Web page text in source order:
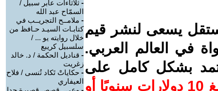
يسعى لنشر قيم
في العالم العربي.
بشكل كامل على
ساهم/ي معنا! بدعمكم بمبلغ 10 دولارات سنويًا أو
- ثلاثاءات عابر سبيل /
السمّاح عبد الله
- ملامــح التجريــب في
كتابـات السيـد حـافظ من
خلال روايته يو ... /
سلسبيل كريبع
- قناديل الحكمة / د. خالد
زغريت
- حكاياتْ تَكاد تُنسى / فلاح
العيفاري